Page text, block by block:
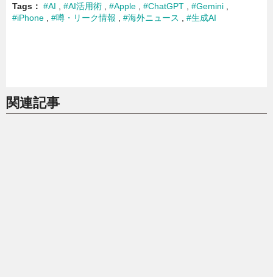
Tags #AI #AI活用術 #Apple #ChatGPT
#Gemini
#iPhone
#噂・リーク情報 #海外ニュース #生成AI
関連記事